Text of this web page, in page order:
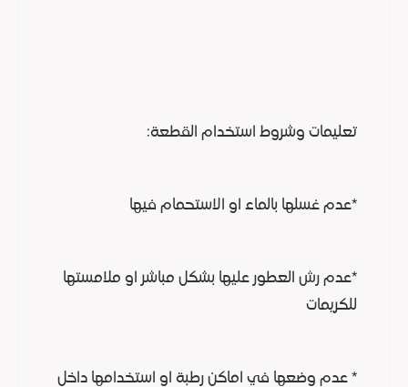
تعليمات وشروط استخدام القطعة:
*عدم غسلها بالماء او الاستحمام فيها
*عدم رش العطور عليها بشكل مباشر او ملامستها
للكريمات
* عدم وضعها في اماكن رطبة او استخدامها داخل